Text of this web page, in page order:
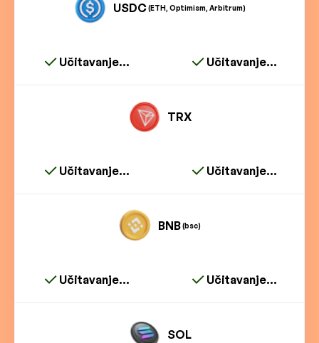
USDC(ETH, Optimism, Arbitrum)
Učitavanje... Učitavanje...
TRX
Učitavanje... Učitavanje...
BNB(bsc)
Učitavanje... Učitavanje...
SOL